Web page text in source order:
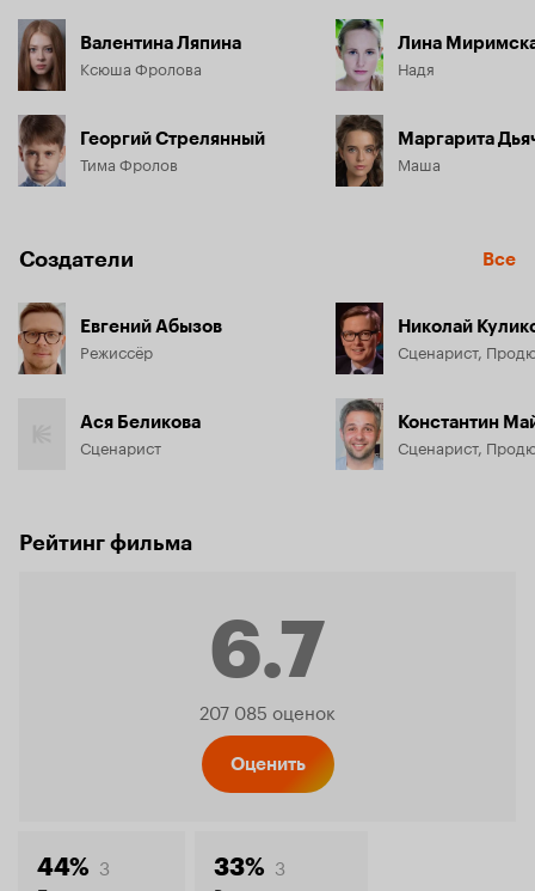
Валентина Ляпина
Ксюша Фролова
Георгий Стрелянный
Тима Фролов
Лина
Надя
Маргарита
Маша
Создатели Все
Евгений Абызов
Режиссёр
Ася Беликова
Сценарист
Николай
Сценарист,
Константин
Сценарист,
Рейтинг фильма
6.7
Рейтинг
207 085 оценок
Оценить
44% 3 33% 3